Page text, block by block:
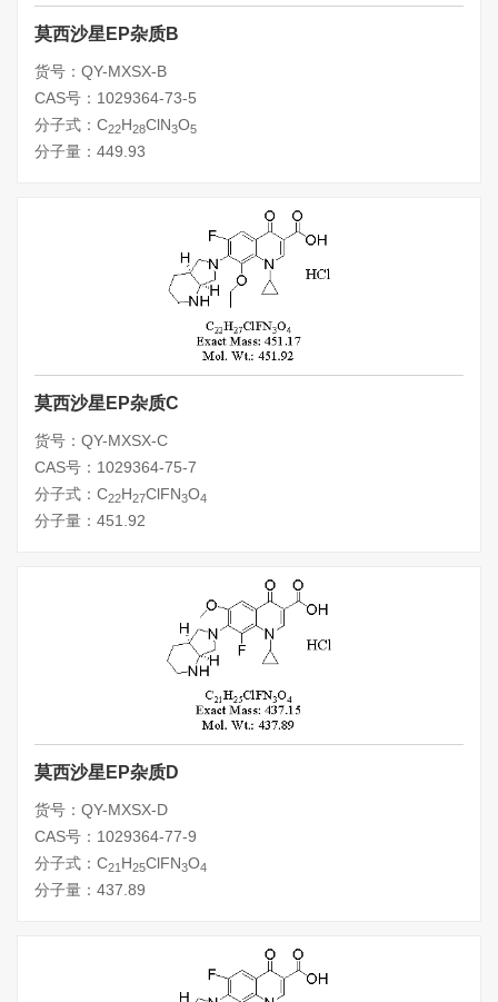
莫西沙星EP杂质B
货号：QY-MXSX-B
CAS号：1029364-73-5
分子式：C22H28ClN3O5
分子量：449.93
莫西沙星EP杂质C
货号：QY-MXSX-C
CAS号：1029364-75-7
分子式：C22H27ClFN3O4
分子量：451.92
莫西沙星EP杂质D
货号：QY-MXSX-D
CAS号：1029364-77-9
分子式：C21 H25ClFN3O4
分子量：437.89